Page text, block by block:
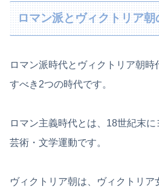
ロマン派とヴィクトリア
ロマン派時代とヴィクトリア朝時
すべき2つの時代です。
ロマン主義時代とは、18世紀末
芸術・文学運動です。
ヴィクトリア朝は、ヴィクトリア